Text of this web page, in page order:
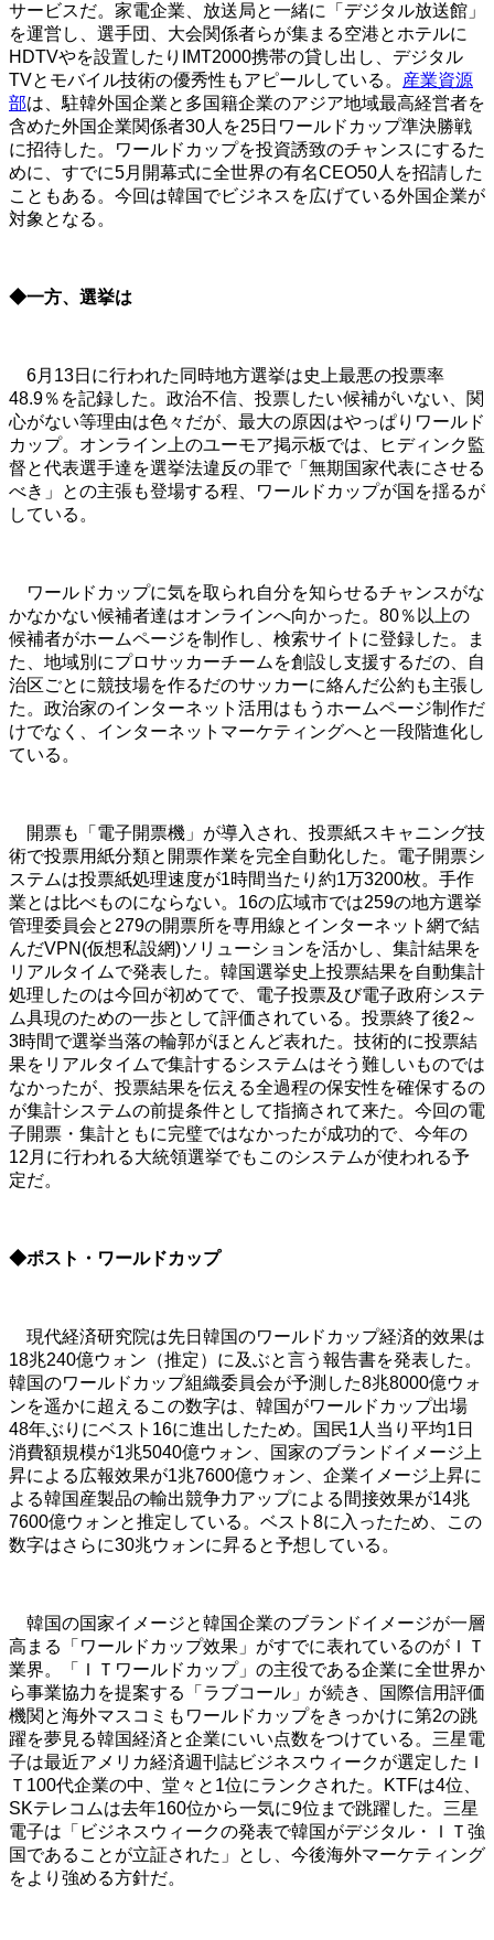
サービスだ。家電企業、放送局と一緒に「デジタル放送館」
を運営し、選手団、大会関係者らが集まる空港とホテルに
HDTVやを設置したりIMT2000携帯の貸し出し、デジタル
TVとモバイル技術の優秀性もアピールしている。 産業資源
部は、駐韓外国企業と多国籍企業のアジア地域最高経営者を
含めた外国企業関係者30人を25日ワールドカップ準決勝戦
に招待した。ワールドカップを投資誘致のチャンスにするた
めに、すでに5月開幕式に全世界の有名CEO50人を招請した
こともある。今回は韓国でビジネスを広げている外国企業が
対象となる。
◆一方、選挙は
6月13日に行われた同時地方選挙は史上最悪の投票率
48.9％を記録した。政治不信、投票したい候補がいない、関
心がない等理由は色々だが、最大の原因はやっぱりワールド
カップ。オンライン上のユーモア掲示板では、ヒディンク監
督と代表選手達を選挙法違反の罪で「無期国家代表にさせる
べき」との主張も登場する程、ワールドカップが国を揺るが
している。
ワールドカップに気を取られ自分を知らせるチャンスがな
かなかない候補者達はオンラインへ向かった。80％以上の
候補者がホームページを制作し、検索サイトに登録した。ま
た、地域別にプロサッカーチームを創設し支援するだの、自
治区ごとに競技場を作るだのサッカーに絡んだ公約も主張し
た。政治家のインターネット活用はもうホームページ制作だ
けでなく、インターネットマーケティングへと一段階進化し
ている。
開票も「電子開票機」が導入され、投票紙スキャニング技
術で投票用紙分類と開票作業を完全自動化した。電子開票シ
ステムは投票紙処理速度が1時間当たり約1万3200枚。手作
業とは比べものにならない。16の広域市では259の地方選挙
管理委員会と279の開票所を専用線とインターネット網で結
んだVPN(仮想私設網)ソリューションを活かし、集計結果を
リアルタイムで発表した。韓国選挙史上投票結果を自動集計
処理したのは今回が初めてで、電子投票及び電子政府システ
ム具現のための一歩として評価されている。投票終了後2～
3時間で選挙当落の輪郭がほとんど表れた。技術的に投票結
果をリアルタイムで集計するシステムはそう難しいものでは
なかったが、投票結果を伝える全過程の保安性を確保するの
が集計システムの前提条件として指摘されて来た。今回の電
子開票・集計ともに完璧ではなかったが成功的で、今年の
12月に行われる大統領選挙でもこのシステムが使われる予
定だ。
◆ポスト・ワールドカップ
現代経済研究院は先日韓国のワールドカップ経済的效果は
18兆240億ウォン（推定）に及ぶと言う報告書を発表した。
韓国のワールドカップ組織委員会が予測した8兆8000億ウォ
ンを遥かに超えるこの数字は、韓国がワールドカップ出場
48年ぶりにベスト16に進出したため。国民1人当り平均1日
消費額規模が1兆5040億ウォン、国家のブランドイメージ上
昇による広報效果が1兆7600億ウォン、企業イメージ上昇に
よる韓国産製品の輸出競争力アップによる間接效果が14兆
7600億ウォンと推定している。ベスト8に入ったため、この
数字はさらに30兆ウォンに昇ると予想している。
韓国の国家イメージと韓国企業のブランドイメージが一層
高まる「ワールドカップ效果」がすでに表れているのがＩＴ
業界。「ＩＴワールドカップ」の主役である企業に全世界か
ら事業協力を提案する「ラブコール」が続き、国際信用評価
機関と海外マスコミもワールドカップをきっかけに第2の跳
躍を夢見る韓国経済と企業にいい点数をつけている。三星電
子は最近アメリカ経済週刊誌ビジネスウィークが選定したＩ
Ｔ100代企業の中、堂々と1位にランクされた。KTFは4位、
SKテレコムは去年160位から一気に9位まで跳躍した。三星
電子は「ビジネスウィークの発表で韓国がデジタル・ＩＴ強
国であることが立証された」とし、今後海外マーケティング
をより強める方針だ。